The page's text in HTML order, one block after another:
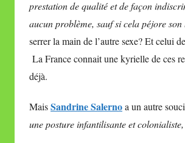
prestation de qualité et de façon
aucun problème, sauf si cela péjore
serrer la main de l’autre sexe? Et celui
La France connait une kyrielle de ces
déjà.
MaisSandrine Salernoa un autre
une posture infantilisante et